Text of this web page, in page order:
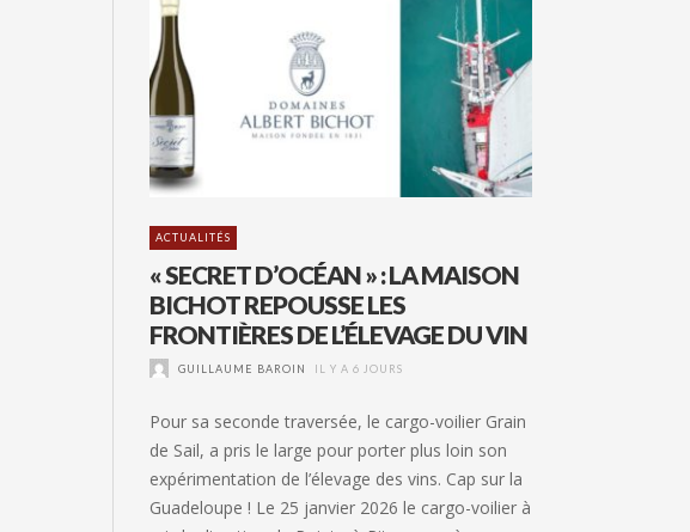
ACTUALITÉS
« SECRET D’OCÉAN » : LA MAISON
BICHOT REPOUSSE LES
FRONTIÈRES DE L’ÉLEVAGE DU VIN
GUILLAUME BAROIN IL Y A 6 JOURS
Pour sa seconde traversée, le cargo-voilier Grain
de Sail, a pris le large pour porter plus loin son
expérimentation de l’élevage des vins. Cap sur la
Guadeloupe ! Le 25 janvier 2026 le cargo-voilier à